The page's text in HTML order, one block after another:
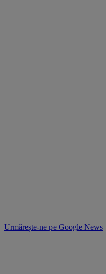
Urmărește-ne pe Google News